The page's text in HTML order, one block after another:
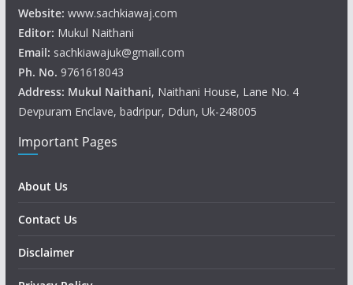
Website: www.sachkiawaj.com
Editor: Mukul Naithani
Email: sachkiawajuk@gmail.com
Ph. No. 9761618043
Address: Mukul Naithani, Naithani House, Lane No. 4
Devpuram Enclave, badripur, Ddun, Uk-248005
Important Pages
About Us
Contact Us
Disclaimer